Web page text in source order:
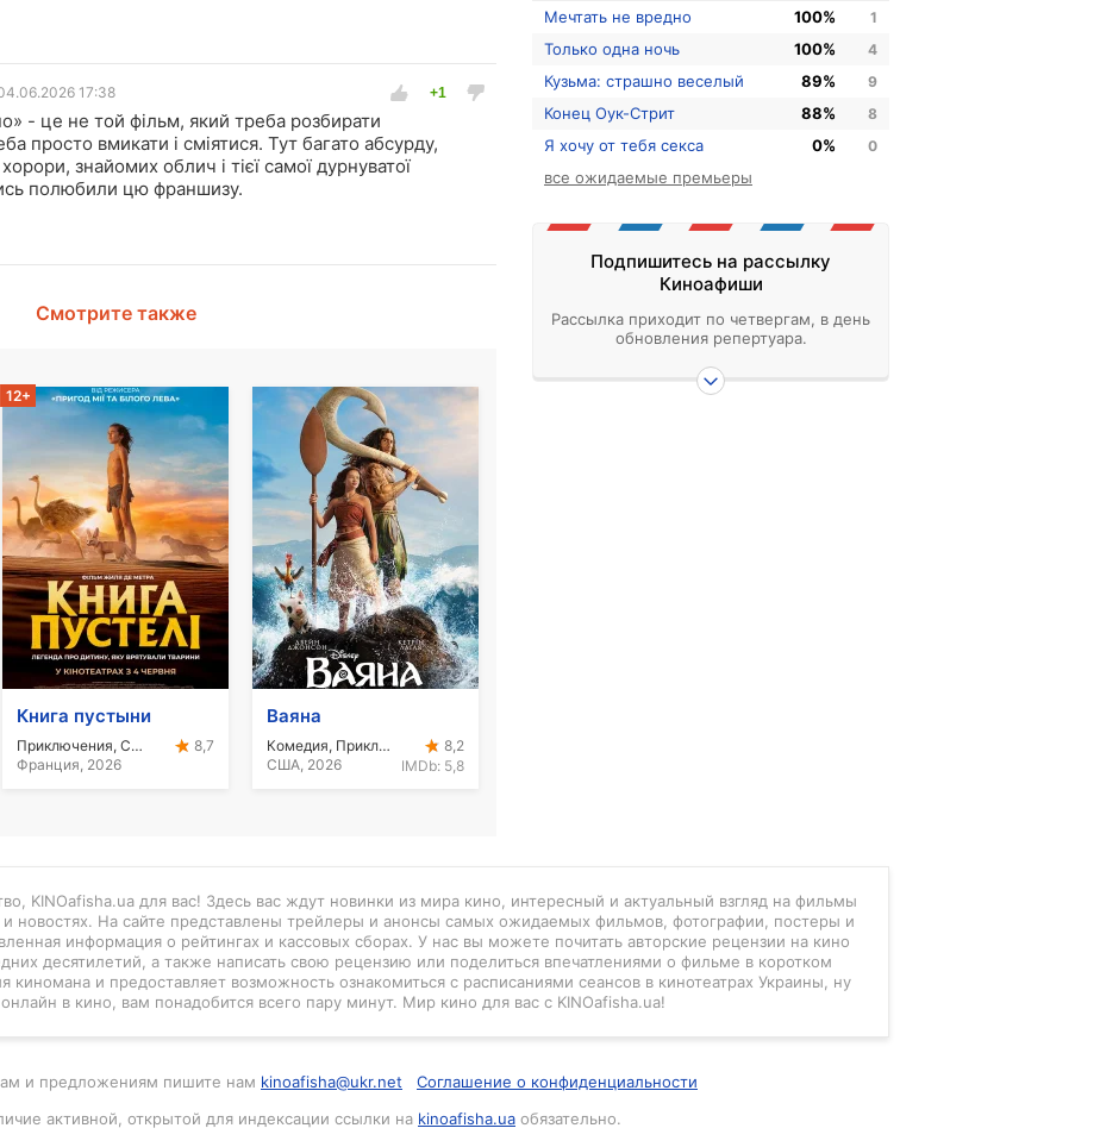
17:38
- це не той фільм, який треба розбирати
просто вмикати і сміятися. Тут багато абсурду,
знайомих облич і тієї самої дурнуватої
полюбили цю франшизу.
Смотрите также
12+
Книга пустыни
Приключения, Семейный
Франция, 2026
8,7
Ваяна
Комедия, Приключения, Фэнтези, Семейный, Экшн
США, 2026
8,2
IMDb: 5,8
Мечтать не вредно 100% 1
Только одна ночь 100% 4
Кузьма: страшно веселый 89% 9
Конец Оук-Стрит 88% 8
Я хочу от тебя секса 0% 0
все ожидаемые премьеры
Подпишитесь на рассылку
Киноафиши
Рассылка приходит по четвергам, в день
обновления репертуара.
KINOafisha.ua для вас! Здесь вас ждут новинки из мира кино, интересный и актуальный взгляд на фильмы
и новостях. На сайте представлены трейлеры и анонсы самых ожидаемых фильмов, фотографии, постеры и
информация о рейтингах и кассовых сборах. У нас вы можете почитать авторские рецензии на кино
десятилетий, а также написать свою рецензию или поделиться впечатлениями о фильме в коротком
киномана и предоставляет возможность ознакомиться с расписаниями сеансов в кинотеатрах Украины, ну
в кино, вам понадобится всего пару минут. Мир кино для вас с KINOafisha.ua!
и предложениям пишите нам kinoafisha@ukr.net
Соглашение о конфиденциальности
активной, открытой для индексации ссылки на kinoafisha.ua обязательно.